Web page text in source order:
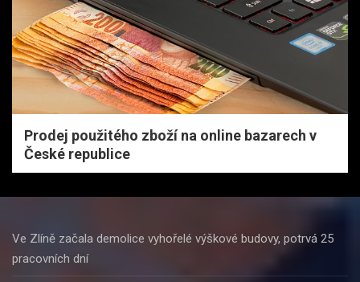
Prodej použitého zboží na online bazarech v
České republice
Ve Zlíně začala demolice vyhořelé výškové budovy, potrvá 25
pracovních dní